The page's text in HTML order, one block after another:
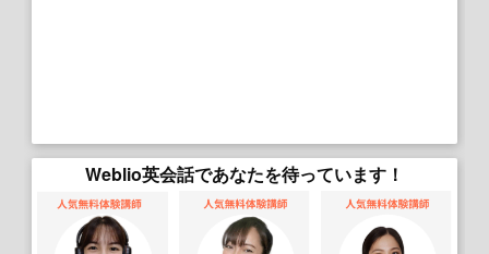
Weblio英会話であなたを待っています！